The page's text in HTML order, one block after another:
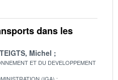
dans les
Michel
ET DU DEVELOPPEMENT